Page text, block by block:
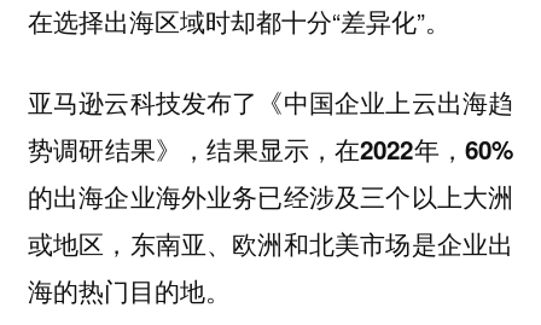
在选择出海区域时却都十分“差异化”。
亚马逊云科技发布了《中国企业上云出海趋
势调研结果》，结果显示，在2022年，60%
的出海企业海外业务已经涉及三个以上大洲
或地区，东南亚、欧洲和北美市场是企业出
海的热门目的地。